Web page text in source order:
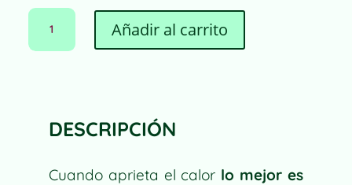
FLIP-
FLOPS
HOJAS
Añadir al carrito
DESCRIPCIÓN
Cuando aprieta el calor lo mejor es